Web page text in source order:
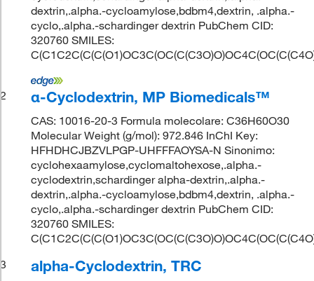
dextrin,.alpha.-cycloamylose,bdbm4,dextrin, .alpha.-
cyclo,.alpha.-schardinger dextrin PubChem CID:
320760 SMILES:
2 α-Cyclodextrin, MP Biomedicals™
CAS: 10016-20-3 Formula molecolare: C36H60O30
Molecular Weight (g/mol): 972.846 InChI Key:
HFHDHCJBZVLPGP-UHFFFAOYSA-N Sinonimo:
cyclohexaamylose,cyclomaltohexose,.alpha.-
cyclodextrin,schardinger alpha-dextrin,.alpha.-
dextrin,.alpha.-cycloamylose,bdbm4,dextrin, .alpha.-
cyclo,.alpha.-schardinger dextrin PubChem CID:
320760 SMILES:
3
alpha-Cyclodextrin, TRC